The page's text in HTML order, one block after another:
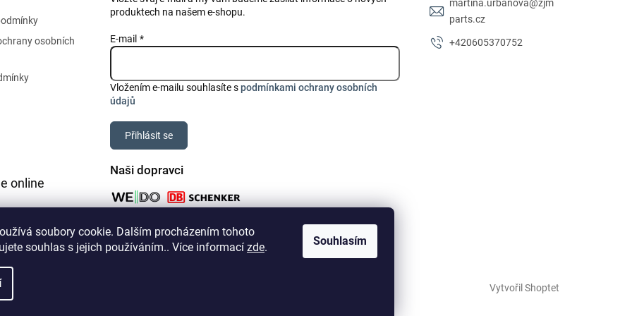
soubory cookie. Dalším procházením tohoto
souhlas s jejich používáním.. Více informací zde. Souhlasím
osobních
produktech na našem e-shopu.
E-mail
Vložením e-mailu souhlasíte spodmínkami ochrany osobních
údajů
Přihlásit se
martina.urbanova@zjm
parts.cz
+420605370752
online
Naši dopravci
Vytvořil Shoptet